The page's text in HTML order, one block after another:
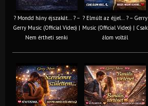
? Mondd hány éjszakát… ? –
Gerry Music (Official Video) |
Nem értheti senki
? Elmúlt az éjjel… ? – Gerry
Music (Official Video) | Csak
álom voltál